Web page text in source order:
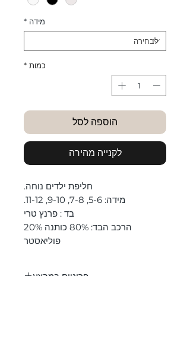
מידה *
כמות *
הוספה לסל
לקנייה מהירה
חליפת ילדים נוחה.
מידה: 5-6, 7-8, 9-10, 11-12.
בד : פרנץ טרי
הרכב הבד:
80% כותנה 20%
פוליאסטר
פריטים במבצע